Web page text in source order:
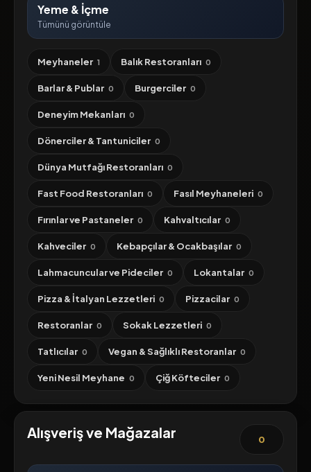
Yeme & İçme
Tümünü görüntüle
Meyhaneler 1 Balık Restoranları 0
Barlar & Publar 0 Burgerciler 0
Deneyim Mekanları 0
Dönerciler & Tantuniciler 0
Dünya Mutfağı Restoranları 0
Fast Food Restoranları 0 Fasıl Meyhaneleri 0
Fırınlar ve Pastaneler 0 Kahvaltıcılar 0
Kahveciler 0 Kebapçılar & Ocakbaşılar 0
Lahmacuncular ve Pideciler 0 Lokantalar 0
Pizza & İtalyan Lezzetleri 0 Pizzacilar 0
Restoranlar 0 Sokak Lezzetleri 0
Tatlıcılar 0 Vegan & Sağlıklı Restoranlar 0
Yeni Nesil Meyhane 0 Çiğ Köfteciler 0
Alışveriş ve Mağazalar 0